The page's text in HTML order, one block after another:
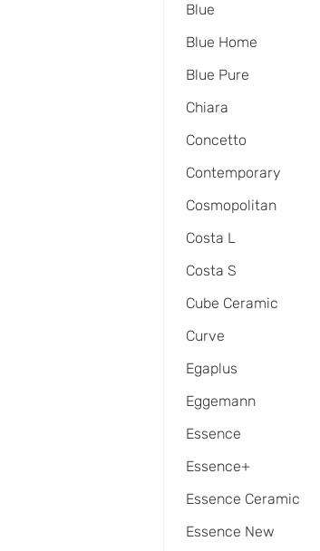
Blue
Blue Home
Blue Pure
Chiara
Concetto
Contemporary
Cosmopolitan
Costa L
Costa S
Cube Ceramic
Curve
Egaplus
Eggemann
Essence
Essence+
Essence Ceramic
Essence New